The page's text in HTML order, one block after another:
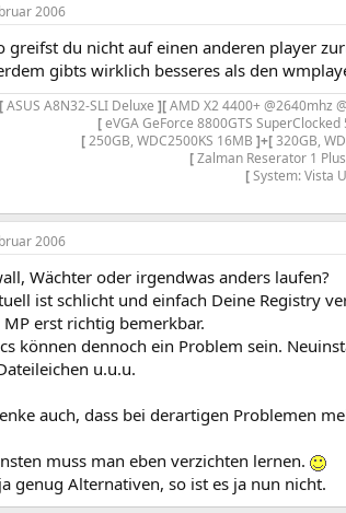
2006
greifst du nicht auf einen anderen player
gibts wirklich besseres als den
[ASUS A8N32-SLI Deluxe ][AMD X2 4400+ @2640mhz
[eVGA GeForce 8800GTS
[250GB, WDC2500KS 16MB ]+[320GB,
[Zalman Reserator 1
[System: Vista
2006
Wächter oder irgendwas anders laufen?
ist schlicht und einfach Deine Registry
MP erst richtig bemerkbar.
können dennoch ein Problem sein.
u.u.u.
auch, dass bei derartigen Problemen
muss man eben verzichten lernen.
genug Alternativen, so ist es ja nun nicht.